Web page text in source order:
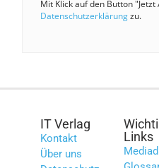
Mit Klick auf den Button
Datenschutzerklärungzu.
IT Verlag
Kontakt
Über uns
Links